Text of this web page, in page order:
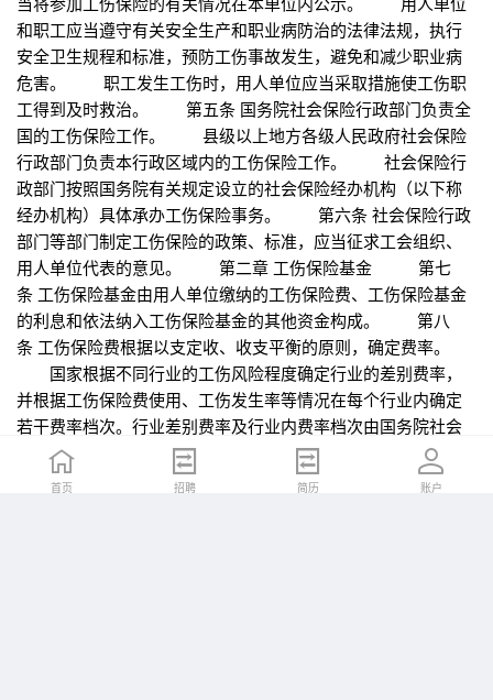
首页 招聘 简历 账户
首页 招聘 简历 账户